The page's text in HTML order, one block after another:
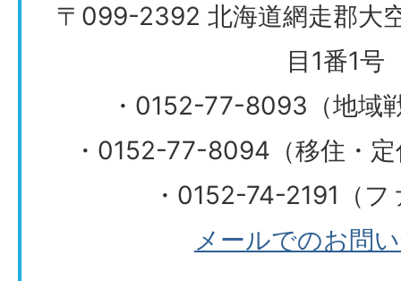
〒099-2392 北海道網走郡大
目1番1号
・0152-77-8093（地域
・0152-77-8094（移住・
・0152-74-2191（
メールでのお問